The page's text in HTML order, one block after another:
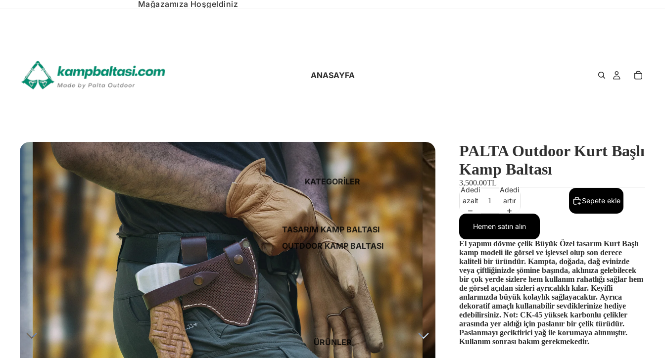
Mağazamıza Hoşgeldiniz
ANASAYFA
KATEGORILER
TASARIM KAMP BALTASI
OUTDOOR KAMP BALTASI
ÜRÜNLER
PALTA Outdoor Kurt Başlı
Kamp Baltası
3,500.00TL
Adedi
azalt
Adedi
artır
Sepete ekle
Hemen satın alın
El yapımı dövme çelik Büyük Özel tasarım Kurt Başlı
kamp modeli ile görsel ve işlevsel olup son derece
kaliteli bir üründür. Kampta, doğada, dağ evinizde
veya çiftliğinizde şömine başında, aklınıza gelebilecek
bir çok yerde sizlere hem kullanım rahatlığı sağlar hem
de görsel açıdan sizleri ayrıcalıklı kılar. Keyifli
anlarınızda büyük kolaylık sağlayacaktır. Ayrıca
dekoratif amaçlı kullanabilir sevdiklerinize hediye
edebilirsiniz. Not: CK-45 yüksek karbonlu çelikler
arasında yer aldığı için paslanır bir çelik türüdür.
Paslanmayı geciktirici yağ ile korumaya alınmıştır.
Kullanım sonrası bakım gerekmekedir.